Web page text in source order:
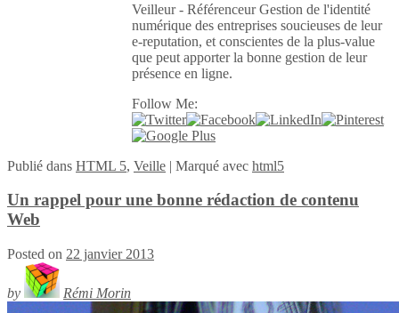
Veilleur - Référenceur Gestion de l'identité
numérique des entreprises soucieuses de leur
e-reputation, et conscientes de la plus-value
que peut apporter la bonne gestion de leur
présence en ligne.
Follow Me:
Publié dans HTML 5, Veille | Marqué avec html5
Un rappel pour une bonne rédaction de contenu
Web
Posted on 22 janvier 2013
by Rémi Morin